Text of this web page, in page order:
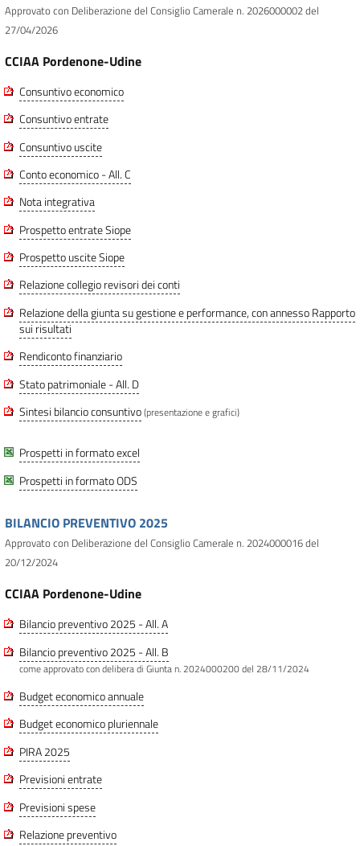
Approvato con Deliberazione del Consiglio Camerale n. 2026000002 del
27/04/2026
CCIAA Pordenone-Udine
Consuntivo economico
Consuntivo entrate
Consuntivo uscite
Conto economico - All. C
Nota integrativa
Prospetto entrate Siope
Prospetto uscite Siope
Relazione collegio revisori dei conti
Relazione della giunta su gestione e performance, con annesso Rapporto
sui risultati
Rendiconto finanziario
Stato patrimoniale - All. D
Sintesi bilancio consuntivo(presentazione e grafici)
Prospetti in formato excel
Prospetti in formato ODS
BILANCIO PREVENTIVO 2025
Approvato con Deliberazione del Consiglio Camerale n. 2024000016 del
20/12/2024
CCIAA Pordenone-Udine
Bilancio preventivo 2025 - All. A
Bilancio preventivo 2025 - All. B
come approvato con delibera di Giunta n. 2024000200 del 28/11/2024
Budget economico annuale
Budget economico pluriennale
PIRA 2025
Previsioni entrate
Previsioni spese
Relazione preventivo